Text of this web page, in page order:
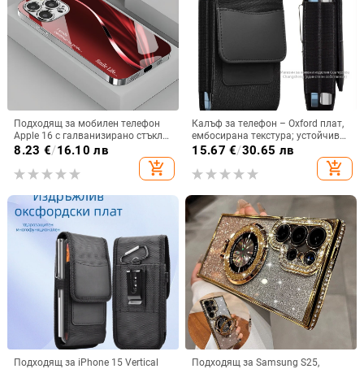
Подходящ за мобилен телефон
Apple 16 с галванизирано стъкло
и ослепителна течаща светлина,
семпъл iPhone 17 Pro, модерен и
лек луксозен 14 Plus.
8.23 €/16.10 лв
add_shopping_cart
Калъф за телефон – Oxford плат,
ембосирана текстура; устойчив
на износ и изпадане, против
отпечатъци; съвместим с iPhone
12, iPhone 13, iPhone 14 и други
15.67 €/30.65 лв
add_shopping_cart
Подходящ за iPhone 15 Vertical
Подходящ за Samsung S25,